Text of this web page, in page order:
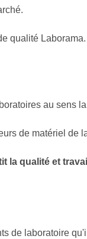
qualité Laborama.
au sens
de matériel de
la qualité et
de laboratoire